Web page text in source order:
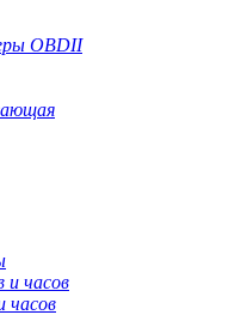
OBDII
и часов
часов